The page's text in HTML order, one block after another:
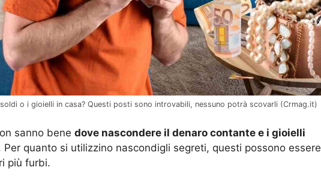
o i gioielli in casa? Questi posti sono introvabili, nessuno potrà scovarli (Crmag.it)
sanno bene dove nascondere il denaro contante e i gioielli
quanto si utilizzino nascondigli segreti, questi possono essere
più furbi.